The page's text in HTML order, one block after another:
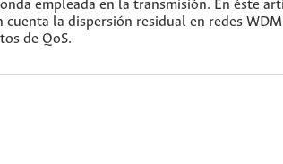
empleada en la transmisión. En éste
la dispersión residual en redes
de QoS.